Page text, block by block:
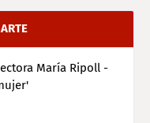
María Ripoll -